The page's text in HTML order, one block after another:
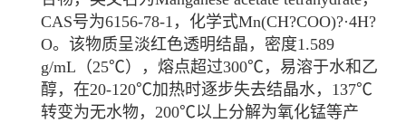
CAS号为6156-78-1，化学式Mn(CH?COO)?·4H?
O。该物质呈淡红色透明结晶，密度1.589
g/mL（25℃），熔点超过300℃，易溶于水和乙
醇，在20-120℃加热时逐步失去结晶水，137℃
转变为无水物，200℃以上分解为氧化锰等产